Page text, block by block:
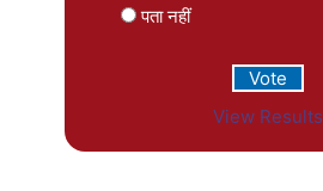
पता नहीं
View Results